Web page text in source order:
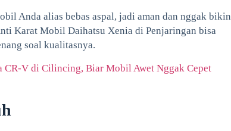
Anda alias bebas aspal, jadi aman dan nggak bikin
Karat Mobil Daihatsu Xenia di Penjaringan bisa
soal kualitasnya.
V di Cilincing, Biar Mobil Awet Nggak Cepet